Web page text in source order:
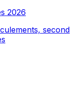
2026
second